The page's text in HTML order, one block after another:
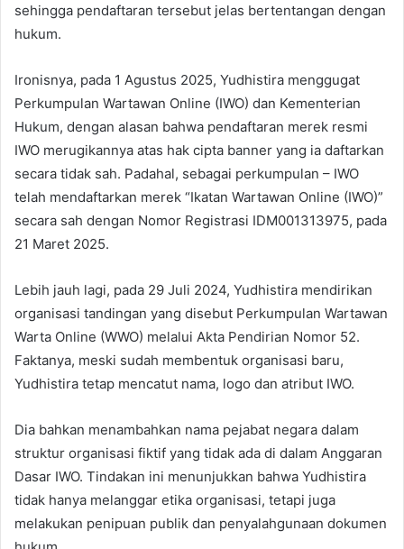
sehingga pendaftaran tersebut jelas bertentangan dengan
hukum.
Ironisnya, pada 1 Agustus 2025, Yudhistira menggugat
Perkumpulan Wartawan Online (IWO) dan Kementerian
Hukum, dengan alasan bahwa pendaftaran merek resmi
IWO merugikannya atas hak cipta banner yang ia daftarkan
secara tidak sah. Padahal, sebagai perkumpulan – IWO
telah mendaftarkan merek “Ikatan Wartawan Online (IWO)”
secara sah dengan Nomor Registrasi IDM001313975, pada
21 Maret 2025.
Lebih jauh lagi, pada 29 Juli 2024, Yudhistira mendirikan
organisasi tandingan yang disebut Perkumpulan Wartawan
Warta Online (WWO) melalui Akta Pendirian Nomor 52.
Faktanya, meski sudah membentuk organisasi baru,
Yudhistira tetap mencatut nama, logo dan atribut IWO.
Dia bahkan menambahkan nama pejabat negara dalam
struktur organisasi fiktif yang tidak ada di dalam Anggaran
Dasar IWO. Tindakan ini menunjukkan bahwa Yudhistira
tidak hanya melanggar etika organisasi, tetapi juga
melakukan penipuan publik dan penyalahgunaan dokumen